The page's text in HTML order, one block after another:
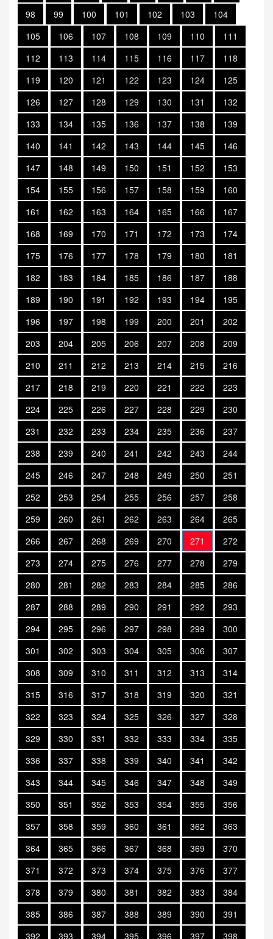
98
99 100 101 102 103
104
105
106 107 108 109 110
111
112
113 114 115 116 117
118
119
120 121 122 123 124
125
126
127 128 129 130 131
132
133
134 135 136 137 138
139
140
141 142 143 144 145
146
147
148 149 150 151 152
153
154
155 156 157 158 159
160
161
162 163 164 165 166
167
168
169 170 171 172 173
174
175
176 177 178 179 180
181
182
183 184 185 186 187
188
189
190 191 192 193 194
195
196
197 198 199 200 201
202
203
204 205 206 207 208
209
210
211 212 213 214 215
216
217
218 219 220 221 222
223
224
225 226 227 228 229
230
231
232 233 234 235 236
237
238
239 240 241 242 243
244
245
246 247 248 249 250
251
252
253 254 255 256 257
258
259
260 261 262 263 264
265
266
267 268 269 270 271
272
273
274 275 276 277 278
279
280
281 282 283 284 285
286
287
288 289 290 291 292
293
294
295 296 297 298 299
300
301
302 303 304 305 306
307
308
309 310 311 312 313
314
315
316 317 318 319 320
321
322
323 324 325 326 327
328
329
330 331 332 333 334
335
336
337 338 339 340 341
342
343
344 345 346 347 348
349
350
351 352 353 354 355
356
357
358 359 360 361 362
363
364
365 366 367 368 369
370
371
372 373 374 375 376
377
378
379 380 381 382 383
384
385
386 387 388 389 390
391
392
393 394 395 396 397 398